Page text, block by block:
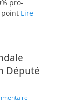
pro-
point Lire
Député